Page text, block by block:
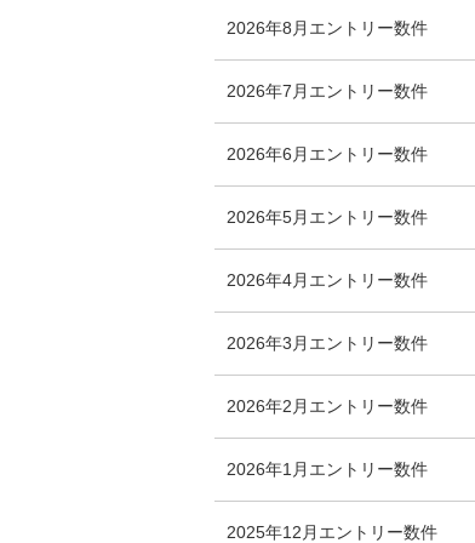
2026年8月 エントリー数件
2026年7月 エントリー数件
2026年6月 エントリー数件
2026年5月 エントリー数件
2026年4月 エントリー数件
2026年3月 エントリー数件
2026年2月 エントリー数件
2026年1月 エントリー数件
2025年12月 エントリー数件